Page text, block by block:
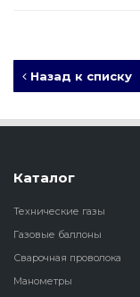
Назад к списку
Каталог
Технические газы
Газовые баллоны
Сварочная проволока
Манометры